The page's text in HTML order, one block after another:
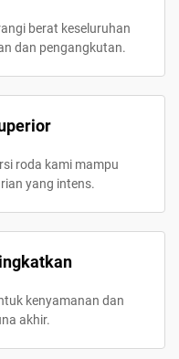
berat keseluruhan
dan pengangkutan.
roda kami mampu
yang intens.
kenyamanan dan
akhir.